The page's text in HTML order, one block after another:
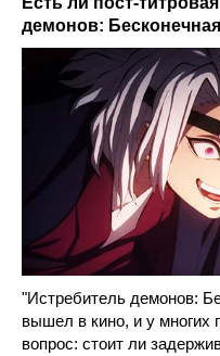
демонов:
"Истребитель демонов:
вышел в кино, и у многих
вопрос: стоит ли